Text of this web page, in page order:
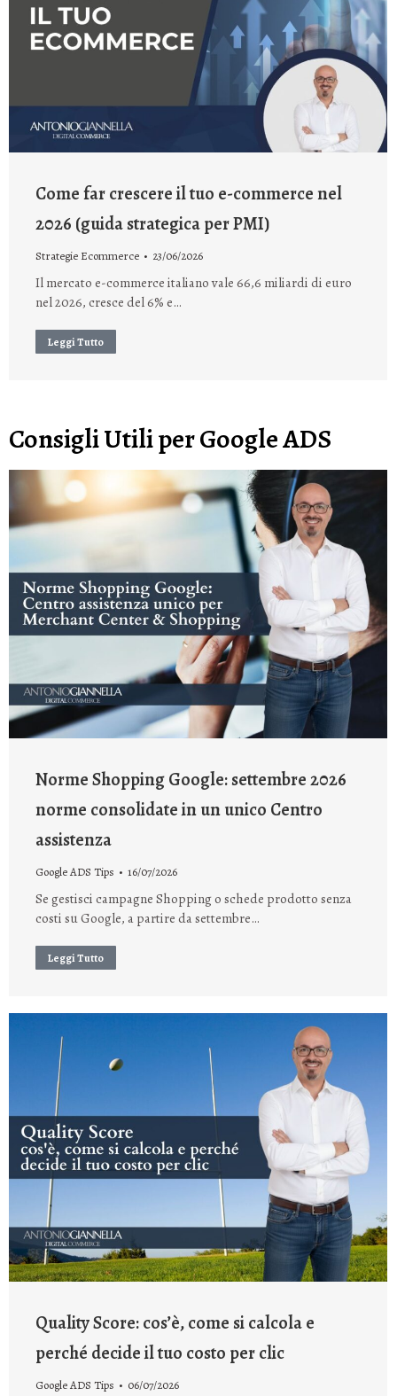
Come far crescere il tuo e-commerce nel
2026 (guida strategica per PMI)
Strategie Ecommerce 23/06/2026
Il mercato e-commerce italiano vale 66,6 miliardi di euro
nel 2026, cresce del 6% e…
Leggi Tutto
Consigli Utili per Google ADS
Norme Shopping Google: settembre 2026
norme consolidate in un unico Centro
assistenza
Google ADS Tips 16/07/2026
Se gestisci campagne Shopping o schede prodotto senza
costi su Google, a partire da settembre…
Leggi Tutto
Quality Score: cos’è, come si calcola e
perché decide il tuo costo per clic
Google ADS Tips 06/07/2026